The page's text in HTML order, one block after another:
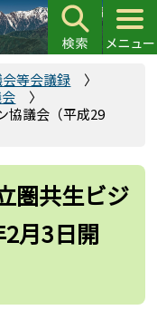
等会議録
協議会（平成29
圏共生ビジ
月3日開